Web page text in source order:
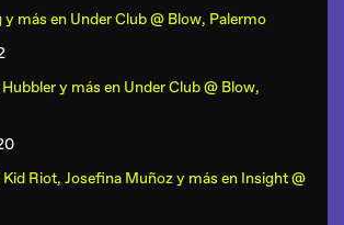
y más en Under Club @ Blow, Palermo
y más en Under Club @ Blow,
Kid Riot, Josefina Muñoz y más en Insight @